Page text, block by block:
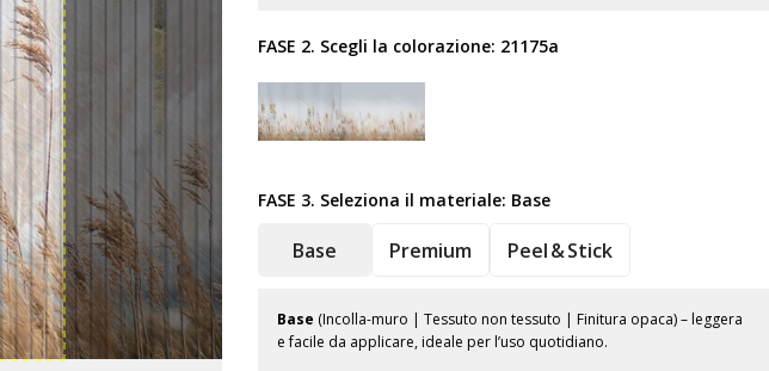
FASE 2. Scegli la colorazione: 21175a
FASE 3. Seleziona il materiale: Base
Base Premium Peel & Stick
Base (Incolla-muro | Tessuto non tessuto | Finitura opaca) – leggera
e facile da applicare, ideale per l’uso quotidiano.